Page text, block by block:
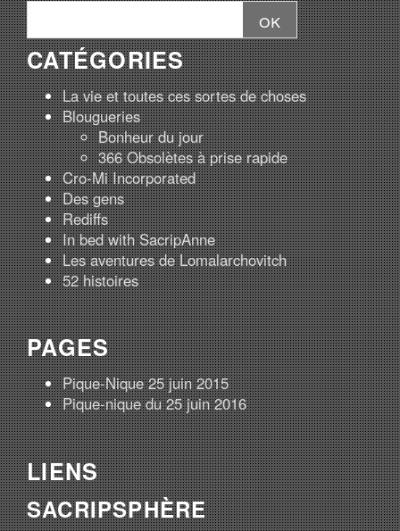
CATÉGORIES
La vie et toutes ces sortes de choses
Blougueries
Bonheur du jour
366 Obsolètes à prise rapide
Cro-Mi Incorporated
Des gens
Rediffs
In bed with SacripAnne
Les aventures de Lomalarchovitch
52 histoires
PAGES
Pique-Nique 25 juin 2015
Pique-nique du 25 juin 2016
LIENS
SACRIPSPHÈRE